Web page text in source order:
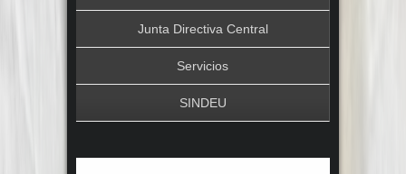
Junta Directiva Central
Servicios
SINDEU